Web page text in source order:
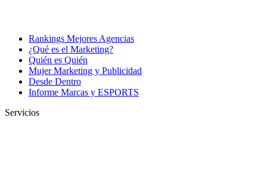
Rankings Mejores Agencias
¿Qué es el Marketing?
Quién es Quién
Mujer Marketing y Publicidad
Desde Dentro
Informe Marcas y ESPORTS
Servicios